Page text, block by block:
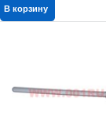
В корзину